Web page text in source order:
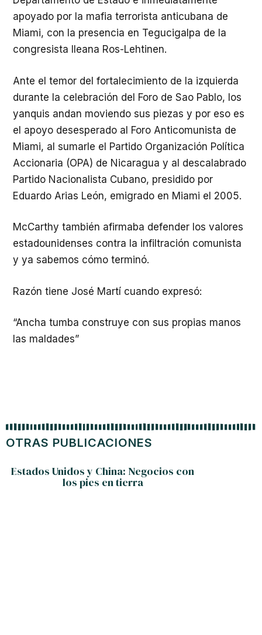
apoyado por la mafia terrorista anticubana de
Miami, con la presencia en Tegucigalpa de la
congresista Ileana Ros-Lehtinen.
Ante el temor del fortalecimiento de la izquierda
durante la celebración del Foro de Sao Pablo, los
yanquis andan moviendo sus piezas y por eso es
el apoyo desesperado al Foro Anticomunista de
Miami, al sumarle el Partido Organización Política
Accionaria (OPA) de Nicaragua y al descalabrado
Partido Nacionalista Cubano, presidido por
Eduardo Arias León, emigrado en Miami el 2005.
McCarthy también afirmaba defender los valores
estadounidenses contra la infiltración comunista
y ya sabemos cómo terminó.
Razón tiene José Martí cuando expresó:
“Ancha tumba construye con sus propias manos
las maldades”
OTRAS PUBLICACIONES
Estados Unidos y China: Negocios con
los pies en tierra